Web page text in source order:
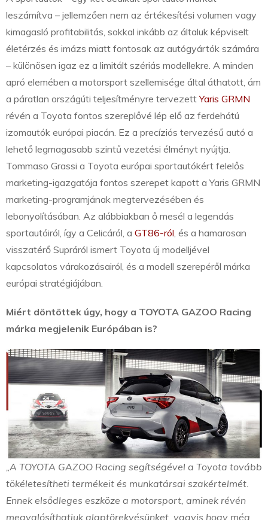
leszámítva – jellemzően nem az értékesítési volumen vagy
kimagasló profitabilitás, sokkal inkább az általuk képviselt
életérzés és imázs miatt fontosak az autógyártók számára
– különösen igaz ez a limitált szériás modellekre. A minden
apró elemében a motorsport szellemisége által áthatott, ám
a páratlan országúti teljesítményre tervezettYaris GRMN
révén a Toyota fontos szereplővé lép elő az ferdehátú
izomautók európai piacán. Ez a precíziós tervezésű autó a
lehető legmagasabb szintű vezetési élményt nyújtja.
Tommaso Grassi a Toyota európai sportautókért felelős
marketing-igazgatója fontos szerepet kapott a Yaris GRMN
marketing-programjának megtervezésében és
lebonyolításában. Az alábbiakban ő mesél a legendás
sportautóiról, így a Celicáról, a GT86-ról, és a hamarosan
visszatérő Supráról ismert Toyota új modelljével
kapcsolatos várakozásairól, és a modell szerepéről márka
európai stratégiájában.
Miért döntöttek úgy, hogy a TOYOTA GAZOO Racing
márka megjelenik Európában is?
„A TOYOTA GAZOO Racing segítségével a Toyota tovább
tökéletesítheti termékeit és munkatársai szakértelmét.
Ennek elsődleges eszköze a motorsport, aminek révén
megvalósíthatjuk alaptörekvésünket, vagyis hogy még